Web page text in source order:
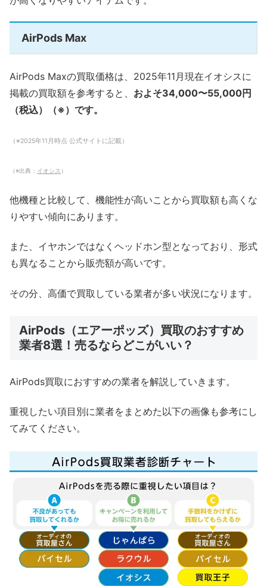
AirPods Max
AirPods Maxの買取価格は、2025年11月現在イオシスに
掲載の買取額を参考すると、 およそ34,000〜55,000円
（税込）（※）です。
（※2025年11月時点 公式サイトに記載）
（※出典： イオシス ）
他機種と比較して、機能性が高いことから買取額も高くな
りやすい傾向にあります。
また、イヤホンではなくヘッドホン型となっており、形式
も異なることから販売額が高いです。
その分、高価で買取している業者が多い状況になります。
AirPods（エアーポッズ）買取のおすすめ
業者8選！売るならどこがいい？
AirPods買取におすすめの業者を解説していきます。
重視したい項目別に業者をまとめた以下の画像も参考にし
てみてください。